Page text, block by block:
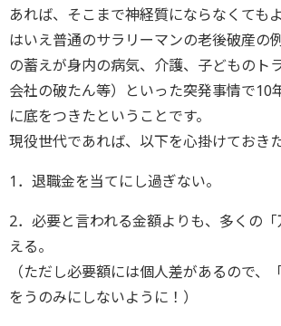
あれば、そこまで神経質にならなくても
はいえ普通のサラリーマンの老後破産の
の蓄えが身内の病気、介護、子どものト
会社の破たん等）といった突発事情で10
に底をつきたということです。
現役世代であれば、以下を心掛けておき
1．退職金を当てにし過ぎない。
2．必要と言われる金額よりも、多くの
える。
（ただし必要額には個人差があるので、
をうのみにしないように！）